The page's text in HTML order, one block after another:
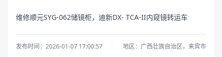
维修顺元SYG-062储镜柜，迪新DX- TCA-II内窥镜转运车
发布时间：2026-01-07 17:00:57 地区：广西壮族自治区，来宾市